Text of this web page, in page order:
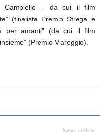
Campiello – da cui il film
(finalista Premio Strega e
per amanti” (da cui il film
(Premio Viareggio).
Next article